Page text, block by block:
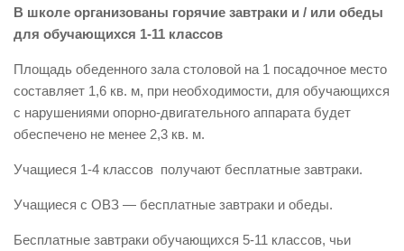
В школе организованы горячие завтраки и / или обеды
для обучающихся 1-11 классов
Площадь обеденного зала столовой на 1 посадочное место
составляет 1,6 кв. м, при необходимости, для обучающихся
с нарушениями опорно-двигательного аппарата будет
обеспечено не менее 2,3 кв. м.
Учащиеся 1-4 классов получают бесплатные завтраки.
Учащиеся с ОВЗ — бесплатные завтраки и обеды.
Бесплатные завтраки обучающихся 5-11 классов, чьи